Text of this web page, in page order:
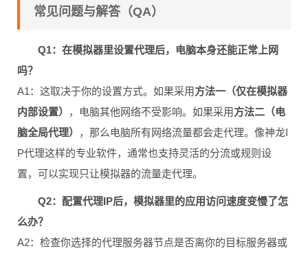
常见问题与解答（QA）
Q1：在模拟器里设置代理后，电脑本身还能正常上网
吗？
A1：这取决于你的设置方式。如果采用方法一（仅在模拟器
内部设置）
，电脑其他网络不受影响。如果采用方法二（电
脑全局代理）
，那么电脑所有网络流量都会走代理。像神龙I
P代理这样的专业软件，通常也支持灵活的分流或规则设
置，可以实现只让模拟器的流量走代理。
Q2：配置代理IP后，模拟器里的应用访问速度变慢了怎
么办？
A2：检查你选择的代理服务器节点是否离你的目标服务器或